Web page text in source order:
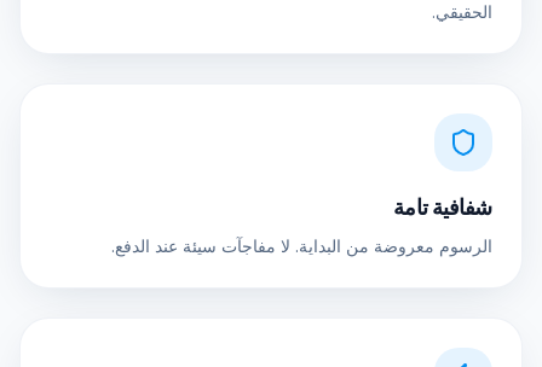
الحقيقي.
شفافية تامة
الرسوم معروضة من البداية. لا مفاجآت سيئة عند الدفع.